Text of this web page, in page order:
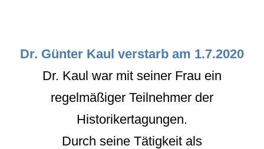
Dr. Günter Kaul verstarb am 1.7.2020
Dr. Kaul war mit seiner Frau ein
regelmäßiger Teilnehmer der
Historikertagungen.
Durch seine Tätigkeit als